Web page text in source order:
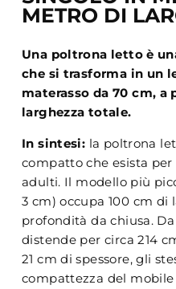
METRO DI
Una poltrona letto è
che si trasforma in un
materasso da 70 cm, a
larghezza totale.
In sintesi: la poltrona
compatto che esista
adulti. Il modello più
3 cm) occupa 100 cm di
profondità da chiusa.
distende per circa 214
21 cm di spessore, gli
compattezza del